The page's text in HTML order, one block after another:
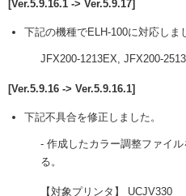
[Ver.5.9.16.1 -> Ver.5.9.17]
下記の機種でELH-100に対応しま
JFX200-1213EX, JFX200-
[Ver.5.9.16 -> Ver.5.9.16.1]
下記不具合を修正しました。
- 作成したカラー調整ファイ
る。
【対象プリンタ】 UCJV330